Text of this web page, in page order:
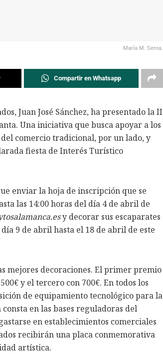
María M. Serna.
Compartir en Whatsapp
Juan José Sánchez, ha presentado la II
Una iniciativa que busca apoyar a los
comercio tradicional, por un lado, y
fiesta de Interés Turístico
enviar la hoja de inscripción que se
las 14:00 horas del día 4 de abril de
y decorar sus escaparates
9 de abril hasta el 18 de abril de este
mejores decoraciones. El primer premio
y el tercero con 700€. En todos los
de equipamiento tecnológico para la
en las bases reguladoras del
en establecimientos comerciales
recibirán una placa conmemorativa
artística.